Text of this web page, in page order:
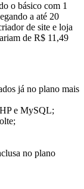
o básico com 1
a até 20
de site e loja
de R$ 11,49
já no plano mais
e MySQL;
no plano